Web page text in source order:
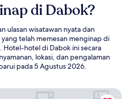
di Dabok?
ulasan wisatawan nyata dan
telah memesan menginap di
Hotel-hotel di Dabok ini secara
lokasi, dan pengalaman
pada5 Agustus 2026.
Hotel Udaipur Near Airport